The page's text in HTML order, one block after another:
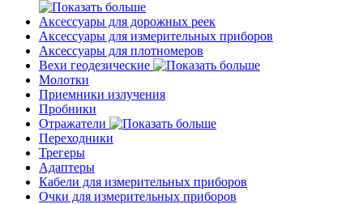
Аксессуары для дорожных реек
Аксессуары для измерительных приборов
Аксессуары для плотномеров
Вехи геодезические
Молотки
Приемники излучения
Пробники
Отражатели
Переходники
Трегеры
Адаптеры
Кабели для измерительных приборов
Очки для измерительных приборов